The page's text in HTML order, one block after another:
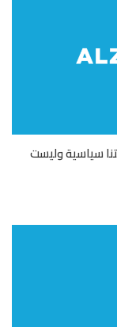
سياسية وليست